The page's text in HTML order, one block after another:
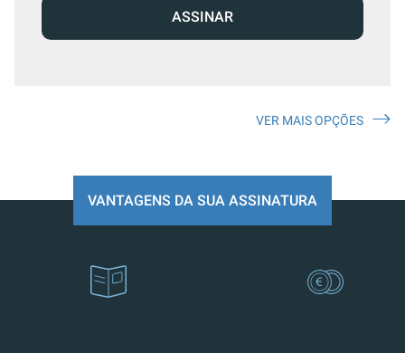
ASSINAR
VER MAIS OPÇÕES
VANTAGENS DA SUA ASSINATURA